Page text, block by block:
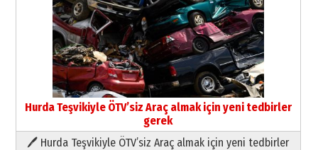
Hurda Teşvikiyle ÖTV’siz Araç almak için yeni tedbirler
gerek
🖊 Hurda Teşvikiyle ÖTV’siz Araç almak için yeni tedbirler